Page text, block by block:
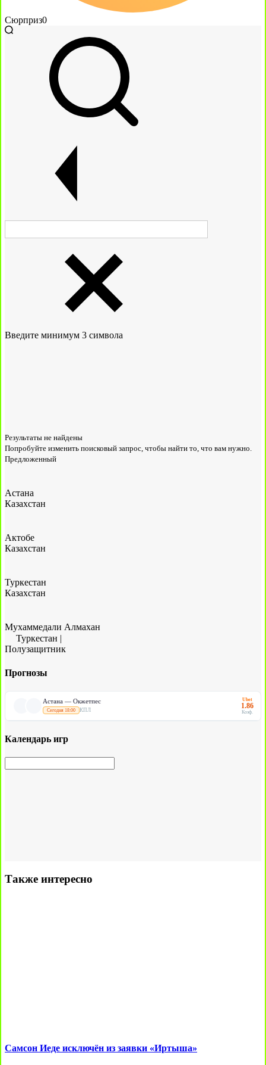
Сюрприз0
Введите минимум 3 символа
Результаты не найдены
Попробуйте изменить поисковый запрос, чтобы найти то, что вам нужно.
Предложенный
Астана
Казахстан
Актобе
Казахстан
Туркестан
Казахстан
Мухаммедали Алмахан
Туркестан |
Полузащитник
Прогнозы
Астана — Окжетпес
Сегодня 18:00 КПЛ
Ubet
1.86
Коэф.
Календарь игр
Также интересно
Самсон Иеде исключён из заявки «Иртыша»